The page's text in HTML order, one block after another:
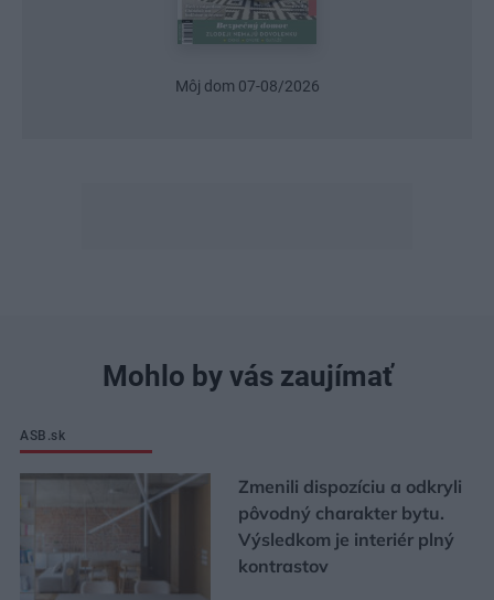
Môj dom 07-08/2026
Mohlo by vás zaujímať
ASB.sk
Zmenili dispozíciu a odkryli
pôvodný charakter bytu.
Výsledkom je interiér plný
kontrastov